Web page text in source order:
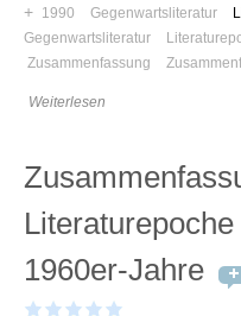
+ 1990 Gegenwartsliteratur
Gegenwartsliteratur
Zusammenfassung
Weiterlesen
1960er-Jahre